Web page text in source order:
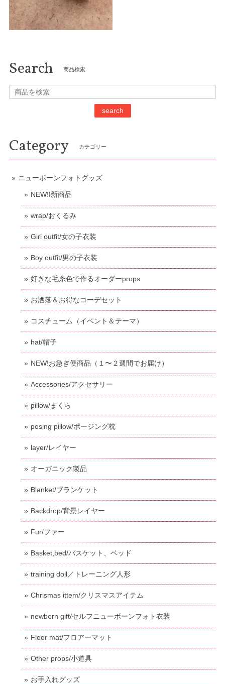
Search 商品検索
search
Category カテゴリー
ニューボーンフォトグッズ
NEW!I新商品
wrap/おくるみ
Girl outfit/女の子衣装
Boy outfit/男の子衣装
好きな毛糸色で作るオーダーprops
お洒落＆お得なコーデセット
コスチューム（イベント＆テーマ）
hat/帽子
NEW!お急ぎ便商品（１〜２週間でお届け）
Accessories/アクセサリー
pillow/まくら
posing pillow/ポージング枕
layer/レイヤー
オーガニック製品
Blanket/ブランケット
Backdrop/背景レイヤー
Fur/ファー
Basket,bed/バスケット、ベッド
training doll／トレーニング人形
Chrismas ittem/クリスマスアイテム
newborn gift/セルフニューボーンフォト衣装
Floor mat/フロアーマット
Other props/小道具
お手入れグッズ